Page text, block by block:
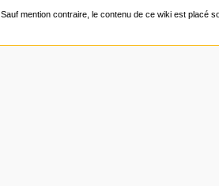
Sauf mention contraire, le contenu de ce wiki est placé